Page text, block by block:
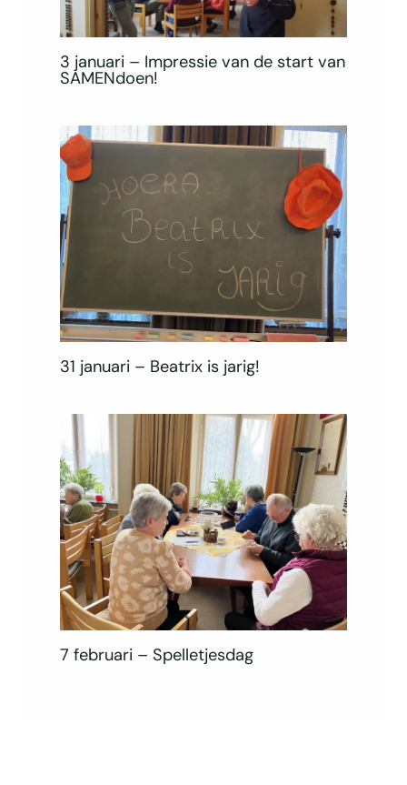
3 januari – Impressie van de start van
SAMENdoen!
31 januari – Beatrix is jarig!
7 februari – Spelletjesdag